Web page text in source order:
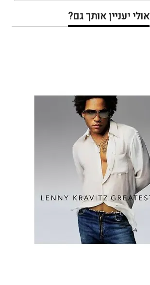
אולי יעניין אותך גם?